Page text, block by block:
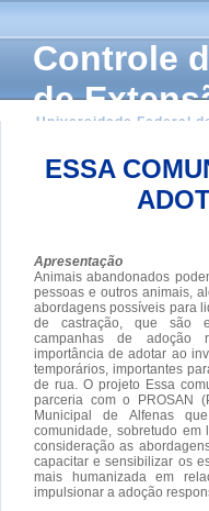
Controle
de
Universidade Federal
ESSA
Apresentação
Animais abandonados
pessoas e outros animais,
abordagens possíveis para
de castração, que são
campanhas de adoção
importância de adotar ao
temporários, importantes
de rua. O projeto Essa
parceria com o PROSAN
Municipal de Alfenas
comunidade, sobretudo
consideração as
capacitar e sensibilizar os
mais humanizada em
impulsionar a adoção